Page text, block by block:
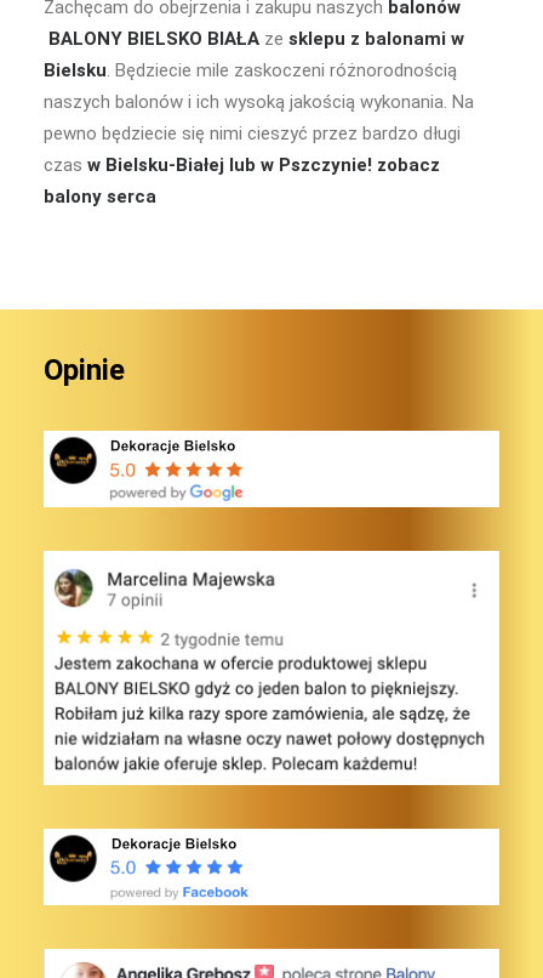
Zachęcam do obejrzenia i zakupu naszych balonów
BALONY BIELSKO BIAŁA ze sklepu z balonami w
Bielsku. Będziecie mile zaskoczeni różnorodnością
naszych balonów i ich wysoką jakością wykonania. Na
pewno będziecie się nimi cieszyć przez bardzo długi
czas w Bielsku-Białej lub w Pszczynie! zobacz
balony serca
Opinie